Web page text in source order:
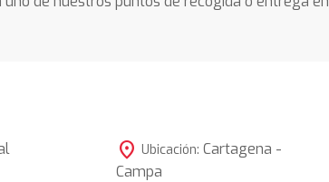
location_on Ubicación: Cartagena -
Campa